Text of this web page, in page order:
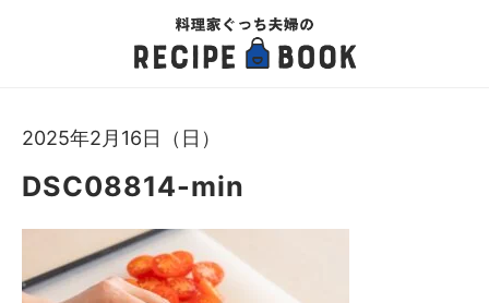
2025年2月16日（日）
DSC08814-min